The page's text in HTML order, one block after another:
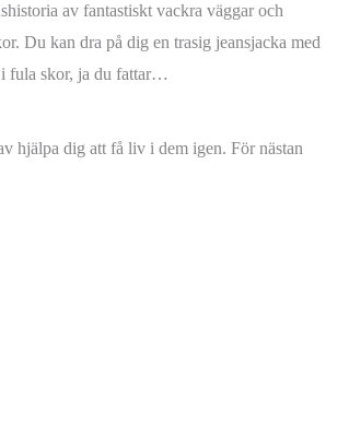
av fantastiskt vackra väggar och
Du kan dra på dig en trasig jeansjacka med
i fula skor, ja du fattar…
hjälpa dig att få liv i dem igen. För nästan